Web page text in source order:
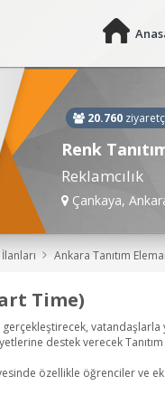
20.760
Renk
Reklamcılık
Çankaya,
Ankara Tanıtım Elemanı, Öğrenci, Stajyer, Stajyer (Öğrenci), Stajyer - Dönemsel, Yeni Mezun,
Time)
vatandaşlarla
destek verecek
özellikle öğrenciler ve